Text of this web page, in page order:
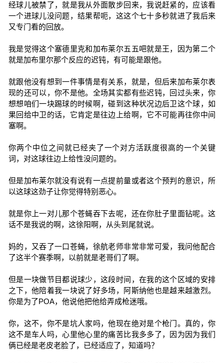
经球儿被禁了，就是我从外面散步回来，我说赶紧的，应该看
一个进球儿没问题，结果帮呃，这这个七十多秒就进了我后来
又专门看的回放。
我是觉得这个塞德里克和加布莱尔五五吧就是王，因为第二个
就是加布里尔那个反应的迟钝，有可能是跟他。
就跟他没有想到一件事情是有关系，就是，但后来加布莱尔表
现的还可以，你不是他。全场其实都有些迟钝，回过头来，你
想想咱们一块踢球的时候啊，碰到这种状况边后卫这个球，如
果回给中卫的话，它肯定是往边上给啊，它不可能再往你中间
塞啊。
你两个中位之间就已经夹了一个对方活跃度很高的一个关键
词，对这球往边上给性没问题的。
但是加布莱尔就没有说有一点提前量或者这个预判的意识，所
以这球这劲子让你觉得特别恶心。
就是你上一对儿那个苍蝇吞下去呢，还在你肚子里面钻呢。这
话不是我说的啊，这徐阳啊，从头到尾就说。
妈的，又吞了一口苍蝇，徐航老师非常非常可爱，我问他配合
了这半个赛季啊，以前就是老哥们了啊。
但是一块做节目都说球少，这段时间，在我的这个区域的安排
之下，他陪着我一块说了好多场，阿斯纳他也是越来越激烈。
你是为了POA，他说他把他给弄成枪迷哦。
你，这不，你不是坑人家吗，他现在绝对是个枪门。真的，你
这不是车人吗，心里他心里的痛苦比我多多了，因为因为我们
俩已经是老皮老脸了，已经适应了，知道吗？